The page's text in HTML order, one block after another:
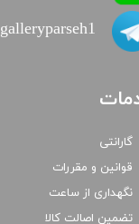
گارانتی
قوانین و مقررات
نگهداری از ساعت
تضمین اصالت کالا
galleryparseh1